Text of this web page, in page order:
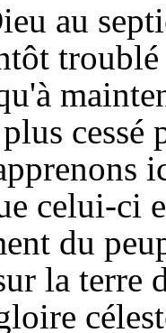
au
cessé
celui-ci
du
la